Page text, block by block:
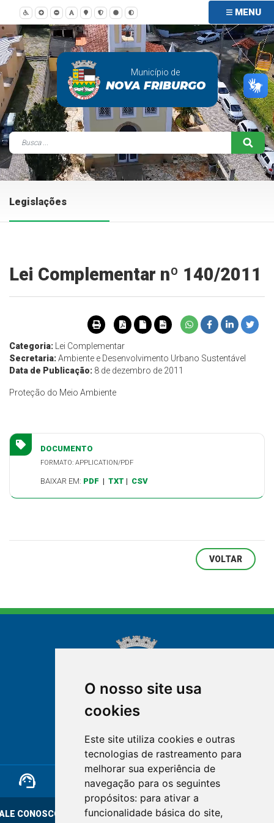
O nosso site usa
cookies
Este site utiliza cookies e outras
tecnologias de rastreamento para
melhorar sua experiência de
navegação para os seguintes
propósitos: para ativar a
funcionalidade básica do site,
MENU
Município de
NOVA FRIBURGO
Legislações
Lei Complementar nº 140/2011
Categoria:
Lei Complementar
Secretaria:Ambiente e Desenvolvimento Urbano Sustentável
Data de Publicação: 8 de dezembro de 2011
Proteção do Meio Ambiente
DOCUMENTO
FORMATO: APPLICATION/PDF
BAIXAR EM: PDF | TXT | CSV
VOLTAR
NOVA FRIBURGO
RIO DE JANEIRO
support_agent
CONOSCO
mail
OUVIDORIA